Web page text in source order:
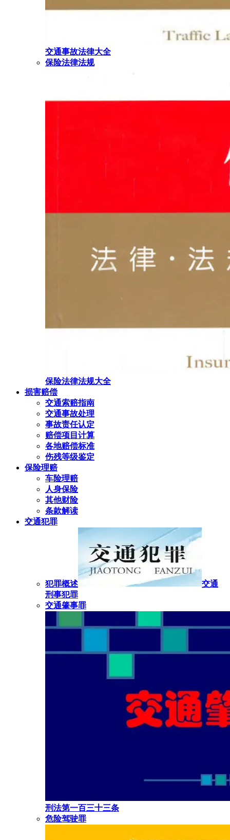
交通事故法律大全
保险法律法规
保险法律法规大全
损害赔偿
交通索赔指南
交通事故处理
事故责任认定
赔偿项目计算
各地赔偿标准
伤残等级鉴定
保险理赔
车险理赔
人身保险
其他财险
条款解读
交通犯罪
犯罪概述
交通
刑事犯罪
交通肇事罪
刑法第一百三十三条
危险驾驶罪